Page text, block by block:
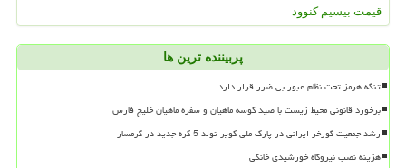
قیمت بیسیم کنوود
پربیننده ترین ها
تنگه هرمز تحت نظام عبور بی ضرر قرار دارد
برخورد قانونی محیط زیست با صید کوسه ماهیان و سفره ماهیان خلیج فارس
رشد جمعیت گورخر ایرانی در پارک ملی کویر تولد 5 کره جدید در گرمسار
هزینه نصب نیروگاه خورشیدی خانگی